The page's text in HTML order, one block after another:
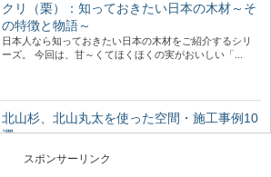
クリ（栗）：知っておきたい日本の木材～そ
の特徴と物語～
日本人なら知っておきたい日本の木材をご紹介するシリ
ーズ。 今回は、甘～くてほくほくの実がおいしい「...
北山杉、北山丸太を使った空間・施工事例10
選
京都の銘木「北山杉」「北山丸太」を使った施...
スポンサーリンク